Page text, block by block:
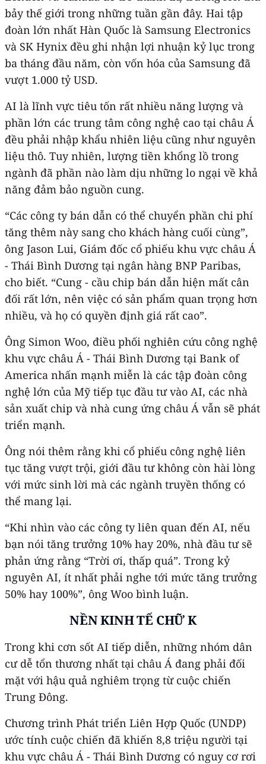
bảy thế giới trong những tuần gần đây. Hai tập
đoàn lớn nhất Hàn Quốc là Samsung Electronics
và SK Hynix đều ghi nhận lợi nhuận kỷ lục trong
ba tháng đầu năm, còn vốn hóa của Samsung đã
vượt 1.000 tỷ USD.
AI là lĩnh vực tiêu tốn rất nhiều năng lượng và
phần lớn các trung tâm công nghệ cao tại châu Á
đều phải nhập khẩu nhiên liệu cũng như nguyên
liệu thô. Tuy nhiên, lượng tiền khổng lồ trong
ngành đã phần nào làm dịu những lo ngại về khả
năng đảm bảo nguồn cung.
“Các công ty bán dẫn có thể chuyển phần chi phí
tăng thêm này sang cho khách hàng cuối cùng”,
ông Jason Lui, Giám đốc cổ phiếu khu vực châu Á
- Thái Bình Dương tại ngân hàng BNP Paribas,
cho biết. “Cung - cầu chip bán dẫn hiện mất cân
đối rất lớn, nên việc có sản phẩm quan trọng hơn
nhiều, và họ có quyền định giá rất cao”.
Ông Simon Woo, điều phối nghiên cứu công nghệ
khu vực châu Á - Thái Bình Dương tại Bank of
America nhấn mạnh miễn là các tập đoàn công
nghệ lớn của Mỹ tiếp tục đầu tư vào AI, các nhà
sản xuất chip và nhà cung ứng châu Á vẫn sẽ phát
triển mạnh.
Ông nói thêm rằng khi cổ phiếu công nghệ liên
tục tăng vượt trội, giới đầu tư không còn hài lòng
với mức sinh lời mà các ngành truyền thống có
thể mang lại.
“Khi nhìn vào các công ty liên quan đến AI, nếu
bạn nói tăng trưởng 10% hay 20%, nhà đầu tư sẽ
phản ứng rằng “Trời ơi, thấp quá”. Trong kỷ
nguyên AI, ít nhất phải nghe tới mức tăng trưởng
50% hay 100%”, ông Woo bình luận.
NỀN KINH TẾ CHỮ K
Trong khi cơn sốt AI tiếp diễn, những nhóm dân
cư dễ tổn thương nhất tại châu Á đang phải đối
mặt với hậu quả nghiêm trọng từ cuộc chiến
Trung Đông.
Chương trình Phát triển Liên Hợp Quốc (UNDP)
ước tính cuộc chiến đã khiến 8,8 triệu người tại
khu vực châu Á - Thái Bình Dương có nguy cơ rơi